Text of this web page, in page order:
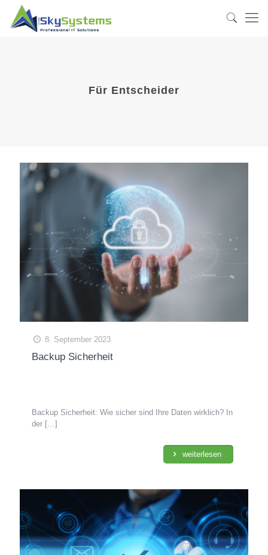
Für Entscheider
8. September 2023
Backup Sicherheit
Backup Sicherheit: Wie sicher sind Ihre Daten wirklich? In
der […]
weiterlesen